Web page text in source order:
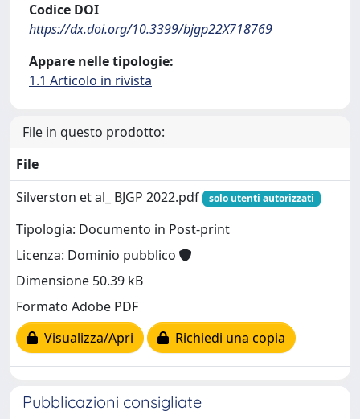
Codice DOI
https://dx.doi.org/10.3399/bjgp22X718769
Appare nelle tipologie:
1.1 Articolo in rivista
File in questo prodotto:
File
Silverston et al_ BJGP 2022.pdf
solo utenti autorizzati
Tipologia: Documento in Post-print
Licenza: Dominio pubblico
Dimensione 50.39 kB
Formato Adobe PDF
Visualizza/Apri
Richiedi una copia
Pubblicazioni consigliate